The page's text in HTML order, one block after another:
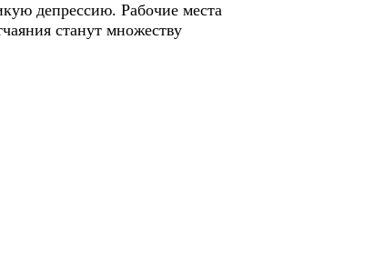
депрессию. Рабочие места
станут множеству